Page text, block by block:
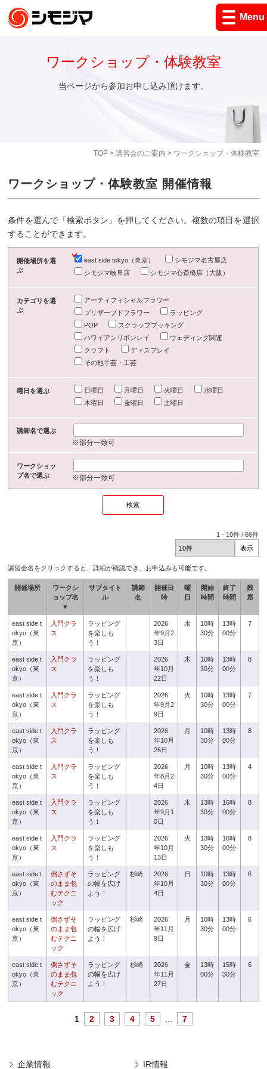
Menu
TOP> 講習会のご案内 > ワークショップ・体験教室
ワークショップ・体験教室
当ページから参加お申し込み頂けます。
ワークショップ・体験教室 開催情報
条件を選んで「検索ボタン」を押してください。複数の項目を選択
することができます。
開催場所を選
ぶ
east side tokyo（東京）
シモジマ名古屋店
シモジマ岐阜店
シモジマ心斎橋店（大阪）
カテゴリを選
ぶ
アーティフィシャルフラワー
プリザーブドフラワー
ラッピング
POP
スクラップブッキング
ハワイアンリボンレイ
ウェディング関連
クラフト
ディスプレイ
その他手芸・工芸
曜日を選ぶ 日曜日 月曜日 火曜日
水曜日
木曜日
金曜日 土曜日
講師名で選ぶ
※部分一致可
ワークショッ
プ名で選ぶ
※部分一致可
1 - 10件 /66件
講習会名をクリックすると、詳細が確認でき、お申込みも可能です。
開催場所
ワークシ
ョップ名
▼
サブタイト
ル
講師
名
開催日
時
曜
日
開始
時間
終了
時間
残
席
east side t
okyo（東
京）
入門クラ
ス
ラッピング
を楽しも
う！
2026
年9月2
3日
水
10時
30分
13時
00分
7
east side t
okyo（東
京）
入門クラ
ス
ラッピング
を楽しも
う！
2026
年10月
22日
木
10時
30分
13時
00分
8
east side t
okyo（東
京）
入門クラ
ス
ラッピング
を楽しも
う！
2026
年9月2
9日
火
10時
30分
13時
00分
7
east side t
okyo（東
京）
入門クラ
ス
ラッピング
を楽しも
う！
2026
年10月
26日
月
10時
30分
13時
00分
8
east side t
okyo（東
京）
入門クラ
ス
ラッピング
を楽しも
う！
2026
年8月2
4日
月
10時
30分
13時
00分
4
east side t
okyo（東
京）
入門クラ
ス
ラッピング
を楽しも
う！
2026
年9月1
0日
木
13時
30分
16時
00分
8
east side t
okyo（東
京）
入門クラ
ス
ラッピング
を楽しも
う！
2026
年10月
13日
火
13時
30分
16時
00分
8
east side t
okyo（東
京）
倒さずそ
のまま包
むテクニ
ック
ラッピング
の幅を広げ
よう！
杉崎
2026
年10月
4日
日
10時
30分
13時
00分
6
east side t
okyo（東
京）
倒さずそ
のまま包
むテクニ
ック
ラッピング
の幅を広げ
よう！
杉崎
2026
年11月
9日
月
10時
30分
13時
00分
6
east side t
okyo（東
京）
倒さずそ
のまま包
むテクニ
ック
ラッピング
の幅を広げ
よう！
杉崎
2026
年11月
27日
金
13時
00分
15時
30分
6
1 2 3 4 5 7
企業情報 IR情報